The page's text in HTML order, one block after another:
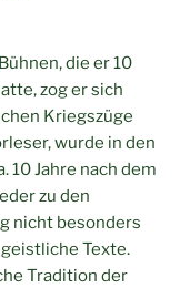
die er 10
zog er sich
Kriegszüge
wurde in den
10 Jahre nach dem
zu den
nicht besonders
Texte.
Tradition der